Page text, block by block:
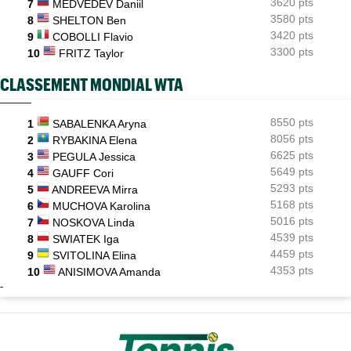
7
MEDVEDEV Daniil
3620 pts
8
SHELTON Ben
3580 pts
9
COBOLLI Flavio
3420 pts
10
FRITZ Taylor 3300 pts
CLASSEMENT MONDIAL WTA
1 SABALENKA Aryna
8550 pts
2
RYBAKINA Elena
8056 pts
3
PEGULA Jessica
6625 pts
4
GAUFF Cori
5649 pts
5
ANDREEVA Mirra
5293 pts
6
MUCHOVA Karolina
5168 pts
7
NOSKOVA Linda
5016 pts
8
SWIATEK Iga
4539 pts
9
SVITOLINA Elina
4459 pts
10
ANISIMOVA Amanda 4353 pts
-